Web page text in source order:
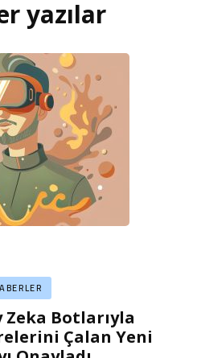
yazılar
Zeka Botlarıyla
Çalan Yeni